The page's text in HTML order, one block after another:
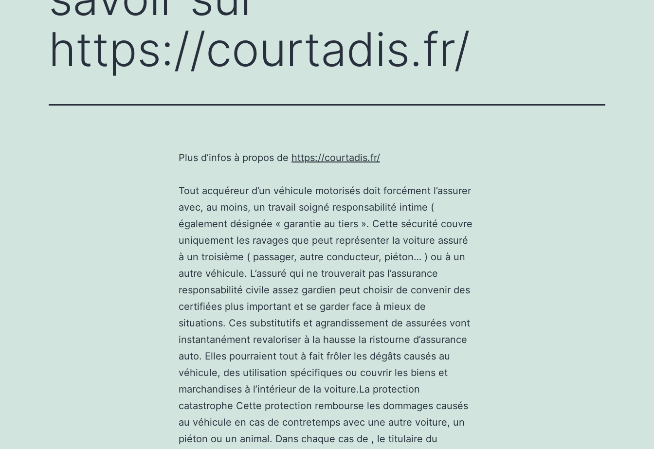
https://courtadis.fr/
Plus d’infos à propos de https://courtadis.fr/
Tout acquéreur d’un véhicule motorisés doit forcément l’assurer
avec, au moins, un travail soigné responsabilité intime (
également désignée « garantie au tiers ». Cette sécurité couvre
uniquement les ravages que peut représenter la voiture assuré
à un troisième ( passager, autre conducteur, piéton… ) ou à un
autre véhicule. L’assuré qui ne trouverait pas l’assurance
responsabilité civile assez gardien peut choisir de convenir des
certifiées plus important et se garder face à mieux de
situations. Ces substitutifs et agrandissement de assurées vont
instantanément revaloriser à la hausse la ristourne d’assurance
auto. Elles pourraient tout à fait frôler les dégâts causés au
véhicule, des utilisation spécifiques ou couvrir les biens et
marchandises à l’intérieur de la voiture.La protection
catastrophe Cette protection rembourse les dommages causés
au véhicule en cas de contretemps avec une autre voiture, un
piéton ou un animal. Dans chaque cas de , le titulaire du